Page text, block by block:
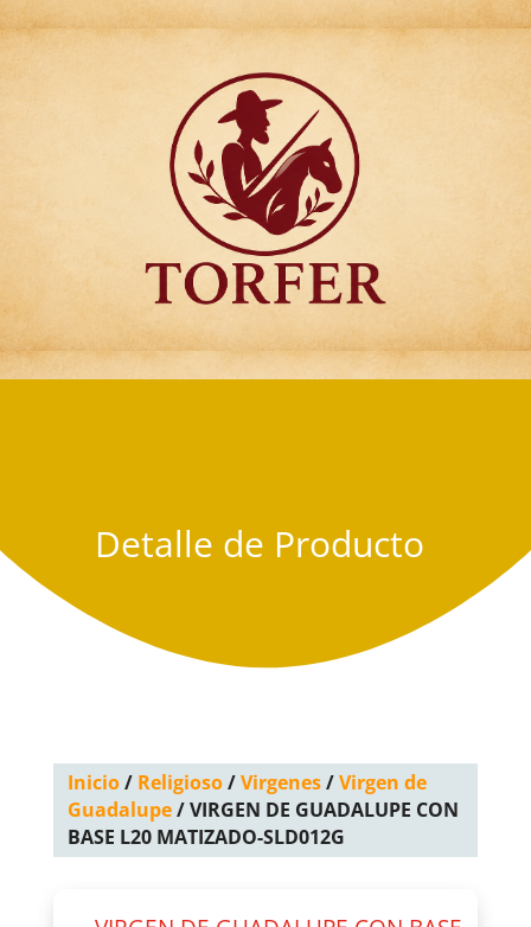
Articulos para
Regalo Torfer.
Detalle de Producto
Inicio/ Religioso/Virgenes/Virgen de
Guadalupe/ VIRGEN DE GUADALUPE CON
BASE L20 MATIZADO-SLD012G